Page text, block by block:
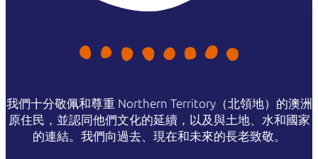
我們十分敬佩和尊重 Northern Territory（北領地）的澳洲
原住民，並認同他們文化的延續，以及與土地、水和國家
的連結。我們向過去、現在和未來的長老致敬。